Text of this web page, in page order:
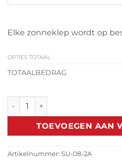
Elke zonneklep wordt op
OPTIES TOTAAL
TOTAALBEDRAG
Zonneklep Suzuki Jimny
TOEVOEGEN AAN
Artikelnummer: SU-08-2A